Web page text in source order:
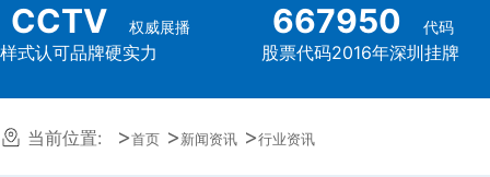
CCTV 权威展播
样式认可品牌硬实力
667950 代码
股票代码2016年深圳挂牌
当前位置: 首页 新闻资讯 行业资讯